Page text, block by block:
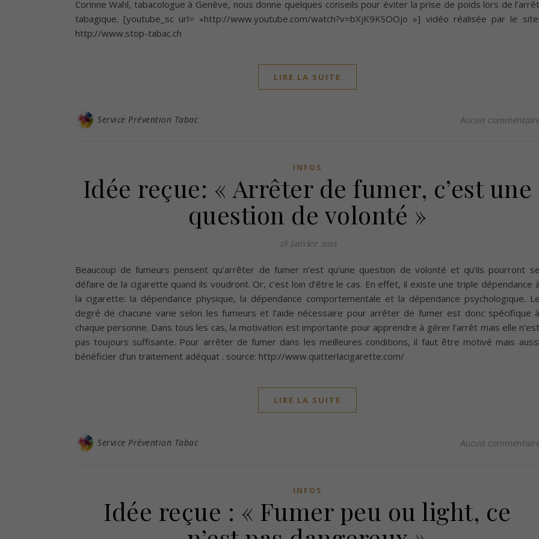
Corinne Wahl, tabacologue à Genève, nous donne quelques conseils pour éviter la prise de poids lors de l’arrêt
tabagique. [youtube_sc url= »http://www.youtube.com/watch?v=bXjK9KSOOjo »] vidéo réalisée par le site:
http://www.stop-tabac.ch
LIRE LA SUITE
Service Prévention Tabac Aucun
INFOS
Idée reçue: « Arrêter de fumer, c’est une
question de volonté »
28 janvier 2011
Beaucoup de fumeurs pensent qu’arrêter de fumer n’est qu’une question de volonté et qu’ils pourront se
défaire de la cigarette quand ils voudront. Or, c’est loin d’être le cas. En effet, il existe une triple dépendance à
la cigarette: la dépendance physique, la dépendance comportementale et la dépendance psychologique. Le
degré de chacune varie selon les fumeurs et l’aide nécessaire pour arrêter de fumer est donc spécifique à
chaque personne. Dans tous les cas, la motivation est importante pour apprendre à gérer l’arrêt mais elle n’est
pas toujours suffisante. Pour arrêter de fumer dans les meilleures conditions, il faut être motivé mais aussi
bénéficier d’un traitement adéquat . source: http://www.quitterlacigarette.com/
LIRE LA SUITE
Service Prévention Tabac Aucun
INFOS
Idée reçue : « Fumer peu ou light, ce